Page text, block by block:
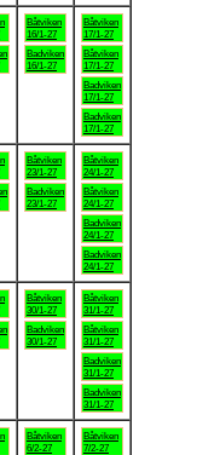
Båtviken
16/1-27
Badviken
16/1-27
Båtviken
17/1-27
Båtviken
17/1-27
Badviken
17/1-27
Badviken
17/1-27
Båtviken
23/1-27
Badviken
23/1-27
Båtviken
24/1-27
Båtviken
24/1-27
Badviken
24/1-27
Badviken
24/1-27
Båtviken
30/1-27
Badviken
30/1-27
Båtviken
31/1-27
Båtviken
31/1-27
Badviken
31/1-27
Badviken
31/1-27
Båtviken
6/2-27
Båtviken
7/2-27